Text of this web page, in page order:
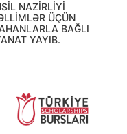
NAZİRLİYİ
ÜÇÜN
BAĞLI
YAYIB.